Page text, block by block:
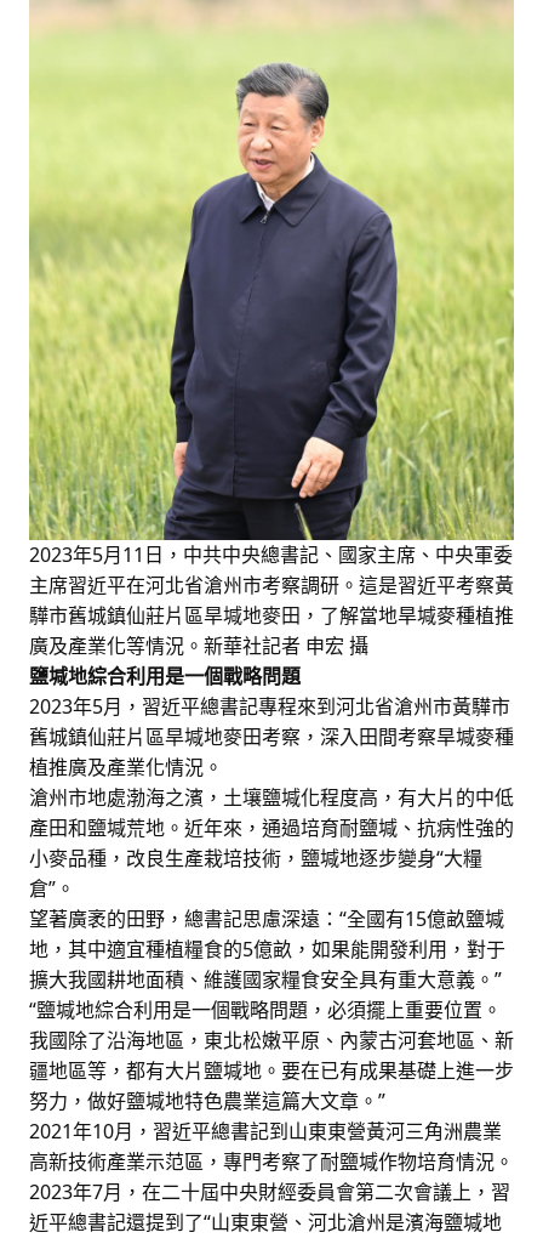
2023年5月11日，中共中央總書記、國家主席、中央軍委
主席習近平在河北省滄州市考察調研。這是習近平考察黃
驊市舊城鎮仙莊片區旱堿地麥田，了解當地旱堿麥種植推
廣及產業化等情況。新華社記者 申宏 攝
鹽堿地綜合利用是一個戰略問題
2023年5月，習近平總書記專程來到河北省滄州市黃驊市
舊城鎮仙莊片區旱堿地麥田考察，深入田間考察旱堿麥種
植推廣及產業化情況。
滄州市地處渤海之濱，土壤鹽堿化程度高，有大片的中低
產田和鹽堿荒地。近年來，通過培育耐鹽堿、抗病性強的
小麥品種，改良生產栽培技術，鹽堿地逐步變身“大糧
倉”。
望著廣袤的田野，總書記思慮深遠：“全國有15億畝鹽堿
地，其中適宜種植糧食的5億畝，如果能開發利用，對于
擴大我國耕地面積、維護國家糧食安全具有重大意義。”
“鹽堿地綜合利用是一個戰略問題，必須擺上重要位置。
我國除了沿海地區，東北松嫩平原、內蒙古河套地區、新
疆地區等，都有大片鹽堿地。要在已有成果基礎上進一步
努力，做好鹽堿地特色農業這篇大文章。”
2021年10月，習近平總書記到山東東營黃河三角洲農業
高新技術產業示范區，專門考察了耐鹽堿作物培育情況。
2023年7月，在二十屆中央財經委員會第二次會議上，習
近平總書記還提到了“山東東營、河北滄州是濱海鹽堿地